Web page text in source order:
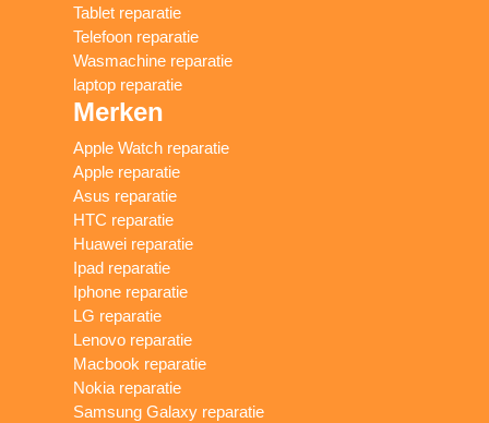
Tablet reparatie
Telefoon reparatie
Wasmachine reparatie
laptop reparatie
Merken
Apple Watch reparatie
Apple reparatie
Asus reparatie
HTC reparatie
Huawei reparatie
Ipad reparatie
Iphone reparatie
LG reparatie
Lenovo reparatie
Macbook reparatie
Nokia reparatie
Samsung Galaxy reparatie